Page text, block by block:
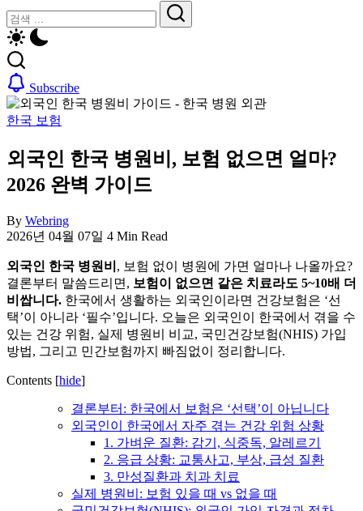
험,
의
료
및
일
상
생
활,
WeBring
제
공
가
이
드
—
비
자,
보
험,
료
및
일
생
활,
WeBring
제
공
닫
기
검
색
검
Subscribe
한국 보험
외국인 한국 병원비, 보험 없으면 얼마?
2026 완벽 가이드
By Webring
2026년 04월 07일 4 Min Read
외국인 한국 병원비 , 보험 없이 병원에 가면 얼마나 나올까요?
결론부터 말씀드리면, 보험이 없으면 같은 치료라도 5~10배 더
비쌉니다. 한국에서 생활하는 외국인이라면 건강보험은 ‘선
택’이 아니라 ‘필수’입니다. 오늘은 외국인이 한국에서 겪을 수
있는 건강 위험, 실제 병원비 비교, 국민건강보험(NHIS) 가입
방법, 그리고 민간보험까지 빠짐없이 정리합니다.
Contents [hide]
결론부터: 한국에서 보험은 ‘선택’이 아닙니다
외국인이 한국에서 자주 겪는 건강 위험 상황
1. 가벼운 질환: 감기, 식중독, 알레르기
2. 응급 상황: 교통사고, 부상, 급성 질환
3. 만성질환과 치과 치료
실제 병원비: 보험 있을 때 vs 없을 때